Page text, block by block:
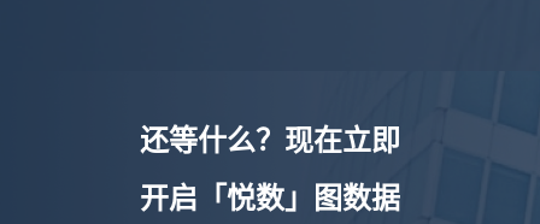
还等什么？现在立即
开启「悦数」图数据